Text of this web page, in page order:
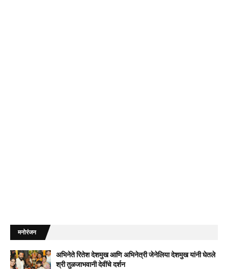
मनोरंजन
अभिनेते रितेश देशमुख आणि अभिनेत्री जेनेलिया देशमुख यांनी घेतले
श्री तुळजाभवानी देवींचे दर्शन